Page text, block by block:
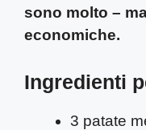
sono molto –
economiche.
Ingredienti
3 patate